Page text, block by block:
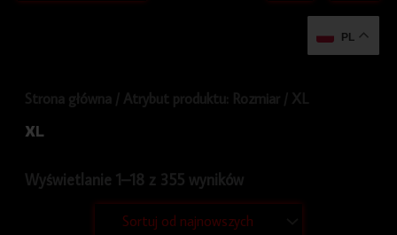
Strona główna / Atrybut produktu: Rozmiar / XL
XL
Wyświetlanie 1–18 z 355 wyników
PL